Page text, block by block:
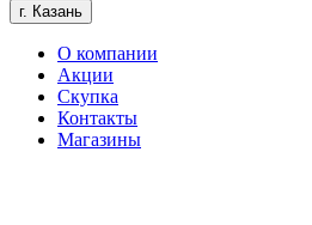
г. Казань
О компании
Акции
Скупка
Контакты
Магазины